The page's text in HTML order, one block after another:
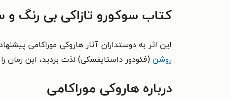
کتاب سوکورو تازاکی بی رنگ
این اثر به دوستداران آثار هاروکی موراکامی
روشن (فئودور داستایفسکی) لذت بردید، این
درباره هاروکی موراکامی